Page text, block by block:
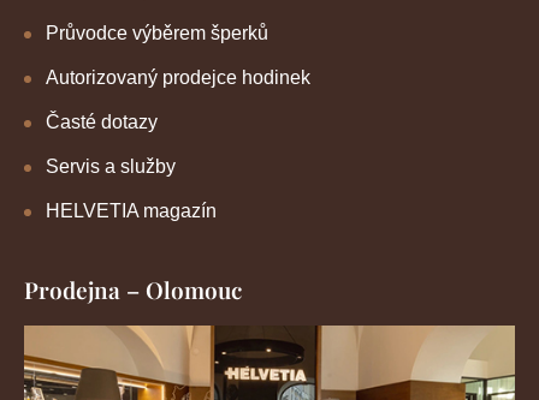
Průvodce výběrem šperků
Autorizovaný prodejce hodinek
Časté dotazy
Servis a služby
HELVETIA magazín
Prodejna – Olomouc